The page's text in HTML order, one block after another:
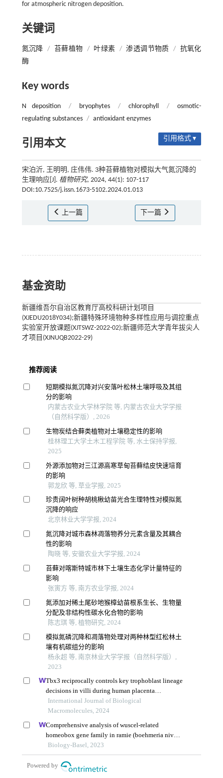
for atmospheric nitrogen deposition.
关键词
氮沉降 / 苔藓植物 / 叶绿素 / 渗透调节物质 / 抗氧化
酶
Key words
N deposition / bryophytes / chlorophyll /
osmotic-
regulating substances / antioxidant enzymes
引用本文 引用格式 ▾
宋泊沂, 王明明, 庄伟伟. 3种苔藓植物对模拟大气氮沉降的
生理响应[J]. 植物研究, 2024, 44(1): 107-117
DOI:10.7525/j.issn.1673-5102.2024.01.013
上一篇 下一篇
基金资助
新疆维吾尔自治区教育厅高校科研计划项目
(XJEDU2018Y034);新疆特殊环境物种多样性应用与调控重点
实验室开放课题(XJTSWZ-2022-02);新疆师范大学青年拔尖人
才项目(XJNUQB2022-29)